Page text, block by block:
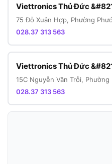
Viettronics Thủ Đức
75 Đỗ Xuân Hợp, Phường
028.37 313 563
Viettronics Thủ Đức
15C Nguyễn Văn Trỗi, Phường
028.37 313 563